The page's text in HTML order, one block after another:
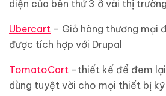
diện của bên thứ 3 ở vài thị trường
Ubercart – Giỏ hàng thương mại
được tích hợp với Drupal
TomatoCart –thiết kế để đem
dùng tuyệt vời cho mọi thiết bị